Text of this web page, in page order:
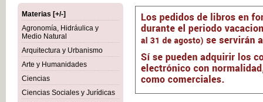
Materias [+/-]
Agronomía, Hidráulica y
Medio Natural
Arquitectura y Urbanismo
Arte y Humanidades
Ciencias
Ciencias Sociales y Jurídicas